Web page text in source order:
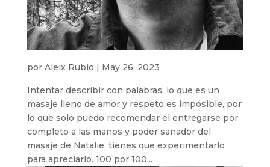
por Aleix Rubio | May 26, 2023
Intentar describir con palabras, lo que es un
masaje lleno de amor y respeto es imposible, por
lo que solo puedo recomendar el entregarse por
completo a las manos y poder sanador del
masaje de Natalie, tienes que experimentarlo
para apreciarlo. 100 por 100...